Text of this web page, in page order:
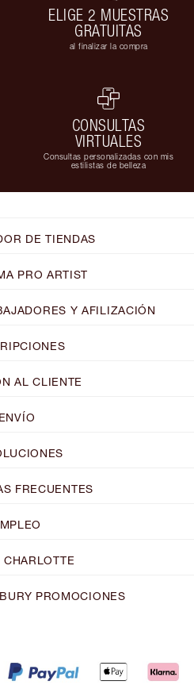
ELIGE 2 MUESTRAS
GRATUITAS
al finalizar la compra
CONSULTAS
VIRTUALES
Consultas personalizadas con mis
estilistas de belleza
DE TIENDAS
PRO ARTIST
Y AFILIZACIÓN
AL CLIENTE
ENVÍO
FRECUENTES
PROMOCIONES